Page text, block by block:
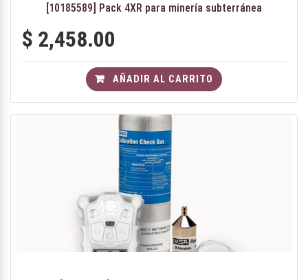
[10185589] Pack 4XR para minería subterránea
$ 2,458.00
AÑADIR AL CARRITO